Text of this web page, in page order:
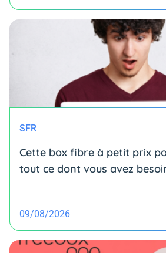
SFR
Cette box fibre à petit prix
tout ce dont vous avez
09/08/2026